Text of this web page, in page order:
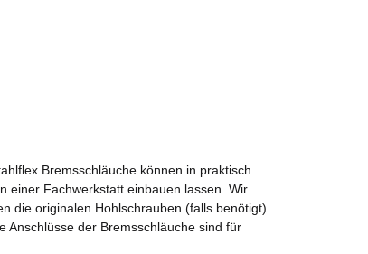
Bremsschläuche können in praktisch
einer Fachwerkstatt einbauen lassen. Wir
die originalen Hohlschrauben (falls benötigt)
Anschlüsse der Bremsschläuche sind für